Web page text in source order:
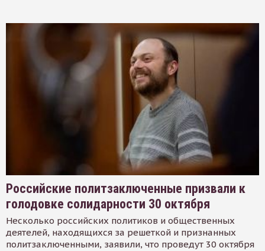
Российские политзаключенные призвали к
голодовке солидарности 30 октября
Несколько российских политиков и общественных
деятелей, находящихся за решеткой и признанных
политзаключенными, заявили, что проведут 30 октября